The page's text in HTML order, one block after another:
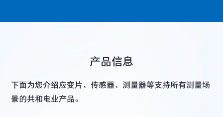
TEDS
产品信息
下面为您介绍应变片、传感器、测量器等支持所有测量场
景的共和电业产品。